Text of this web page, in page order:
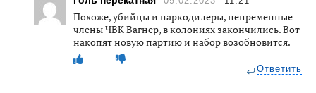
Похоже, убийцы и наркодилеры, непременные
члены ЧВК Вагнер, в колониях закончились. Вот
накопят новую партию и набор возобновится.
Ответить